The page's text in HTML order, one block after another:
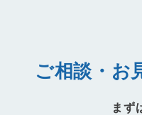
ご相談・お
まず